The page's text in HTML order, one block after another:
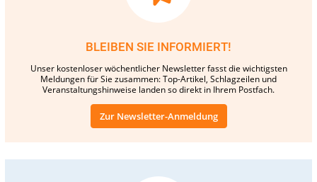
BLEIBEN SIE INFORMIERT!
Unser kostenloser wöchentlicher Newsletter fasst die wichtigsten
Meldungen für Sie zusammen: Top-Artikel, Schlagzeilen und
Veranstaltungshinweise landen so direkt in Ihrem Postfach.
Zur Newsletter-Anmeldung